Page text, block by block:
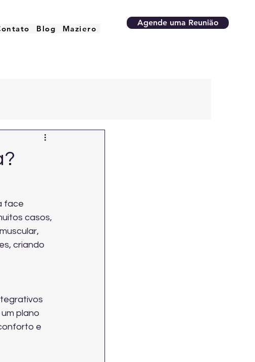
Blog Maziero
Agende uma Reunião
face
casos,
criando
plano
e